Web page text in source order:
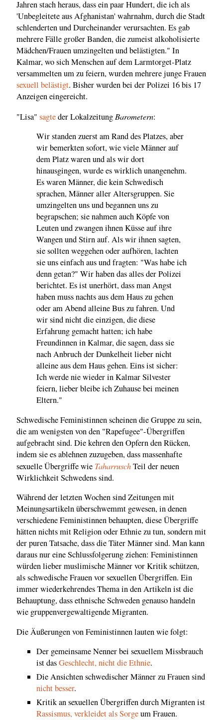
Jahren stach heraus, dass ein paar Hundert, die ich als
'Unbegleitete aus Afghanistan' wahrnahm, durch die Stadt
schlenderten und Durcheinander verursachten. Es gab
mehrere Fälle großer Banden, die zumeist alkoholisierte
Mädchen/Frauen umzingelten und belästigten." In
Kalmar, wo sich Menschen auf dem Larmtorget-Platz
versammelten um zu feiern, wurden mehrere junge Frauen
sexuell belästigt. Bisher wurden bei der Polizei 16 bis 17
Anzeigen eingereicht.
"Lisa" sagteder Lokalzeitung Barometern:
Wir standen zuerst am Rand des Platzes, aber
wir bemerkten sofort, wie viele Männer auf
dem Platz waren und als wir dort
hinausgingen, wurde es wirklich unangenehm.
Es waren Männer, die kein Schwedisch
sprachen, Männer aller Altersgruppen. Sie
umzingelten uns und begannen uns zu
begrapschen; sie nahmen auch Köpfe von
Leuten und zwangen ihnen Küsse auf ihre
Wangen und Stirn auf. Als wir ihnen sagten,
sie sollten weggehen oder aufhören, lachten
sie uns einfach aus und fragten: "Was habe ich
denn getan?" Wir haben das alles der Polizei
berichtet. Es ist unerhört, dass man Angst
haben muss nachts aus dem Haus zu gehen
oder am Abend alleine Bus zu fahren. Und
wir sind nicht die einzigen, die diese
Erfahrung gemacht hatten; ich habe
Freundinnen in Kalmar, die sagen, dass sie
nach Anbruch der Dunkelheit lieber nicht
alleine aus dem Haus gehen. Eins ist sicher:
Ich werde nie wieder in Kalmar Silvester
feiern, lieber bleibe ich Zuhause bei meinen
Eltern."
Schwedische Feministinnen scheinen die Gruppe zu sein,
die am wenigsten von den "Rapefugee"-Übergriffen
aufgebracht sind. Die kehren den Opfern den Rücken,
indem sie es ablehnen zuzugeben, dass massenhafte
sexuelle Übergriffe wie TaharruschTeil der neuen
Wirklichkeit Schwedens sind.
Während der letzten Wochen sind Zeitungen mit
Meinungsartikeln überschwemmt gewesen, in denen
verschiedene Feministinnen behaupten, diese Übergriffe
hätten nichts mit Religion oder Ethnie zu tun, sondern mit
der puren Tatsache, dass die Täter Männer sind. Man kann
daraus nur eine Schlussfolgerung ziehen: Feministinnen
würden lieber muslimische Männer vor Kritik schützen,
als schwedische Frauen vor sexuellen Übergriffen. Ein
immer wiederkehrendes Thema in den Artikeln ist die
Behauptung, dass ethnische Schweden genauso handeln
wie gruppenvergewaltigende Migranten.
Die Äußerungen von Feministinnen lauten wie folgt:
Der gemeinsame Nenner bei sexuellem Missbrauch
ist dasGeschlecht, nicht die Ethnie.
Die Ansichten schwedischer Männer zu Frauen sind
nicht besser.
Kritik an sexuellen Übergriffen durch Migranten ist
Rassismus, verkleidet als Sorgeum Frauen.